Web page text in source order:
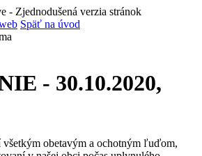
- Zjednodušená verzia stránok
Späť na úvod
- 30.10.2020,
všetkým obetavým a ochotným ľuďom,